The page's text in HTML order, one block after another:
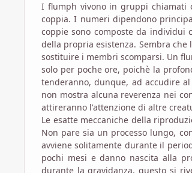
I flumph vivono in gruppi chiamati
coppia. I numeri dipendono
coppie sono composte da
della propria esistenza. Sembra
sostituire i membri scomparsi. Un
solo per poche ore, poichè la
tenderanno, dunque, ad accudire
non mostra alcuna reverenza nei
attireranno l'attenzione di altre
Le esatte meccaniche della
Non pare sia un processo lungo,
avviene solitamente durante il
pochi mesi e danno nascita alla
durante la gravidanza, questo si